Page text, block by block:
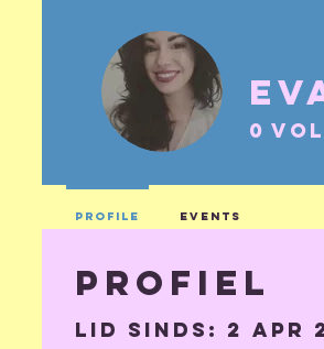
Profiel
Lid sinds: 2 apr
0
Profile Events